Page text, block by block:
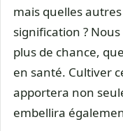
mais quelles
signification ?
plus de chance,
en santé. Cultiver
apportera non
embellira